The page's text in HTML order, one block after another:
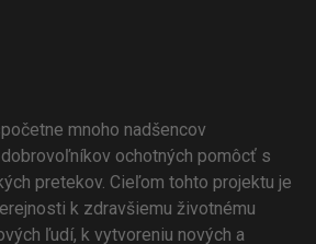
mnoho nadšencov
ochotných pomôcť s
pretekov. Cieľom tohto projektu je
k zdravšiemu životnému
ľudí, k vytvoreniu nových a